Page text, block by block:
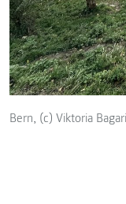
Bern, (c) Viktoria